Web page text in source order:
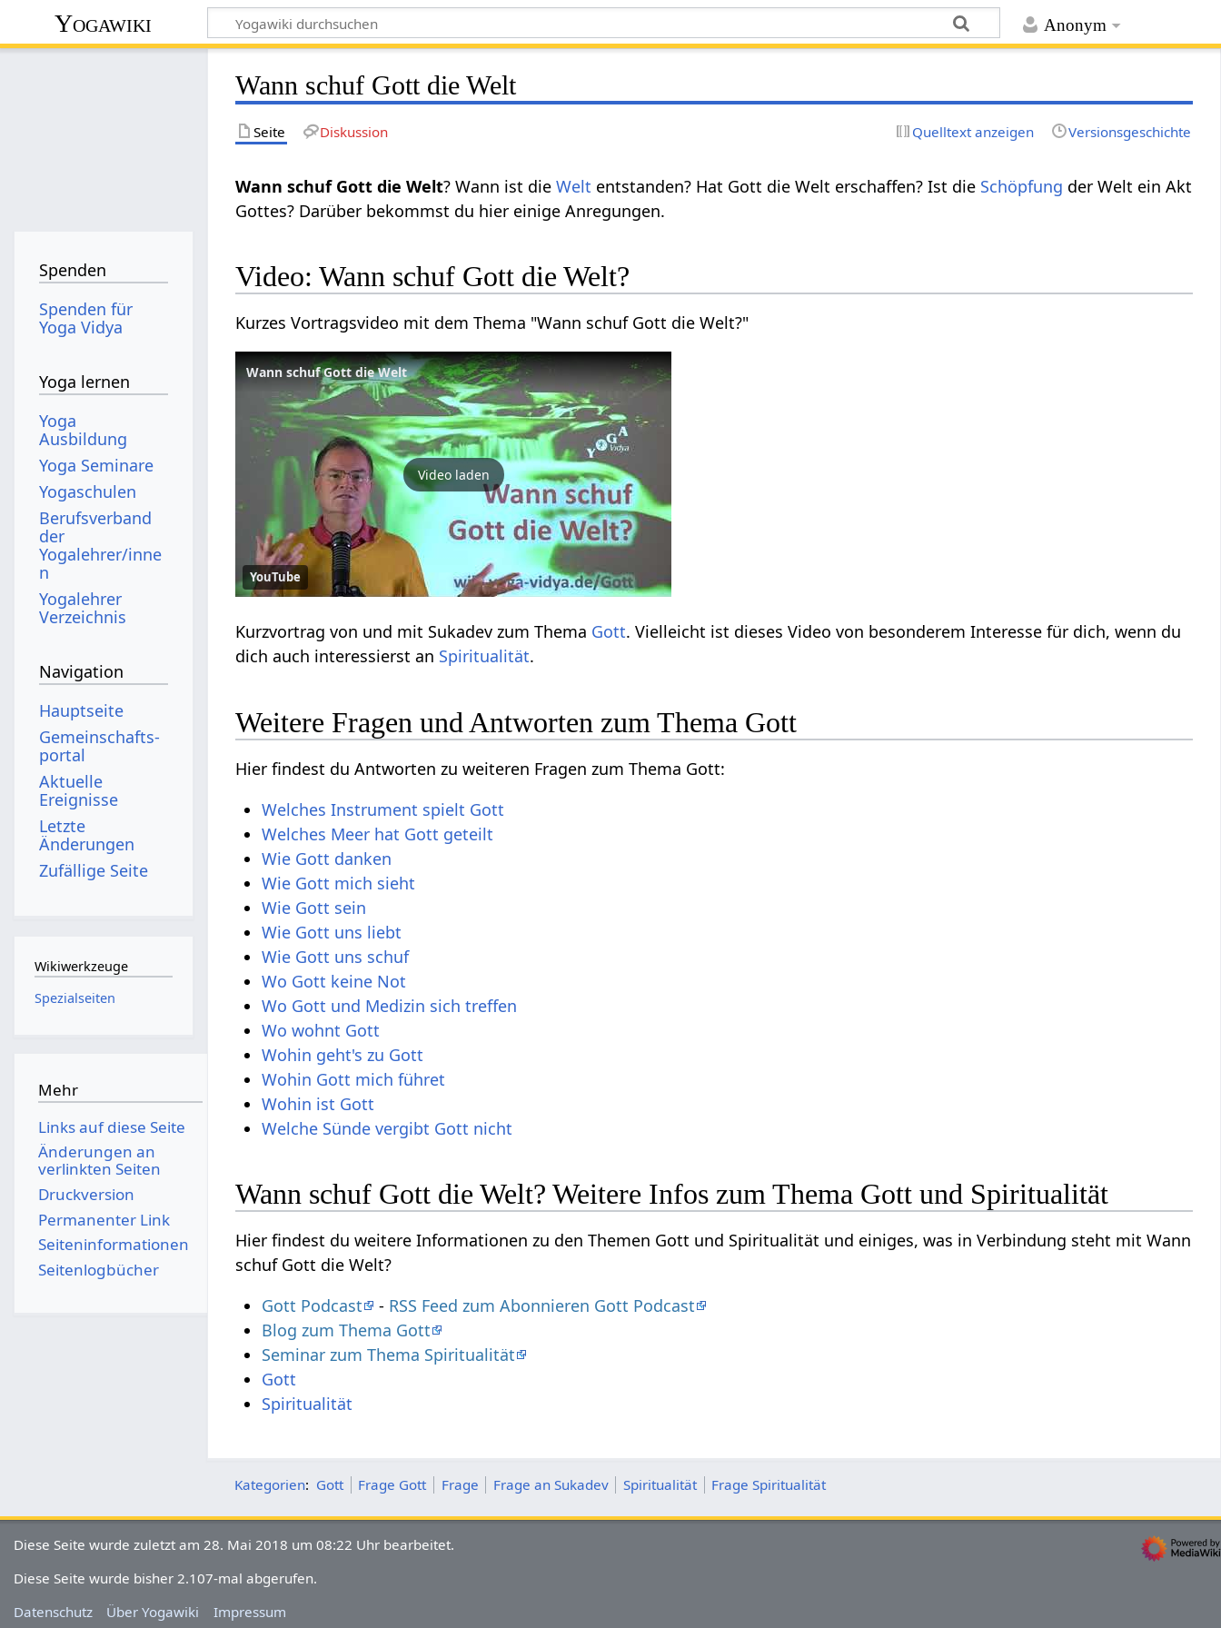
Anonym
Yogawiki
Wann schuf Gott die Welt
Seite Diskussion Quelltext anzeigen Versionsgeschichte
Wann schuf Gott die Welt? Wann ist dieWelt entstanden? Hat Gott die Welt erschaffen? Ist die Schöpfung der Welt ein Akt
Gottes? Darüber bekommst du hier einige Anregungen.
Video: Wann schuf Gott die Welt?
Kurzes Vortragsvideo mit dem Thema "Wann schuf Gott die Welt?"
Wann schuf Gott die Welt
Video laden
YouTube
Kurzvortrag von und mit Sukadev zum Thema Gott. Vielleicht ist dieses Video von besonderem Interesse für dich, wenn du
dich auch interessierst an Spiritualität.
Weitere Fragen und Antworten zum Thema Gott
Hier findest du Antworten zu weiteren Fragen zum Thema Gott:
Welches Instrument spielt Gott
Welches Meer hat Gott geteilt
Wie Gott danken
Wie Gott mich sieht
Wie Gott sein
Wie Gott uns liebt
Wie Gott uns schuf
Wo Gott keine Not
Wo Gott und Medizin sich treffen
Wo wohnt Gott
Wohin geht's zu Gott
Wohin Gott mich führet
Wohin ist Gott
Welche Sünde vergibt Gott nicht
Wann schuf Gott die Welt? Weitere Infos zum Thema Gott und Spiritualität
Hier findest du weitere Informationen zu den Themen Gott und Spiritualität und einiges, was in Verbindung steht mit Wann
schuf Gott die Welt?
Gott Podcast
- RSS Feed zum Abonnieren Gott Podcast
Blog zum Thema Gott
Seminar zum Thema Spiritualität
Gott
Spiritualität
Kategorien: Gott Frage Gott Frage Frage an Sukadev Spiritualität Frage Spiritualität
Spenden
Spenden für
Yoga Vidya
Yoga lernen
Yoga
Ausbildung
Yoga Seminare
Yogaschulen
Berufsverband
der
Yogalehrer/inne
n
Yogalehrer
Verzeichnis
Navigation
Hauptseite
Gemeinschafts­
portal
Aktuelle
Ereignisse
Letzte
Änderungen
Zufällige Seite
Wikiwerkzeuge
Spezialseiten
Mehr
Links auf diese Seite
Änderungen an
verlinkten Seiten
Druckversion
Permanenter Link
Seiten­­informationen
Seitenlogbücher
Diese Seite wurde zuletzt am 28. Mai 2018 um 08:22 Uhr bearbeitet.
Diese Seite wurde bisher 2.107-mal abgerufen.
Datenschutz
Über Yogawiki Impressum